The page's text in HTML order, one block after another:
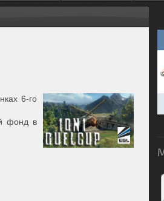
6-го
фонд в